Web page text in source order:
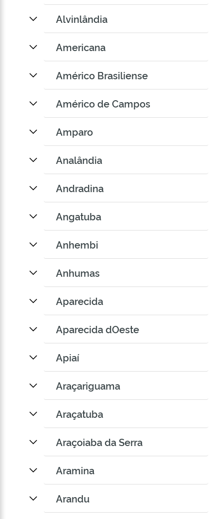
Alvinlândia
Americana
Américo Brasiliense
Américo de Campos
Amparo
Analândia
Andradina
Angatuba
Anhembi
Anhumas
Aparecida
Aparecida dOeste
Apiaí
Araçariguama
Araçatuba
Araçoiaba da Serra
Aramina
Arandu